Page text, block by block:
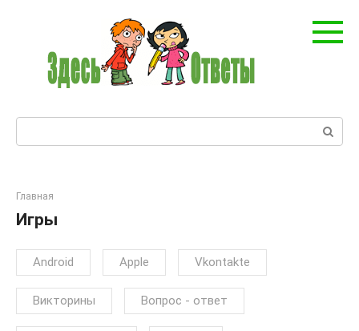
Поиск:
Главная
Игры
Android Apple Vkontakte
Викторины Вопрос - ответ